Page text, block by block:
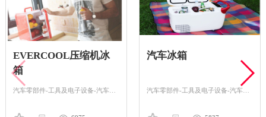
EVERCOOL压缩机冰
箱
汽车零部件-工具及电子设备-汽车冰箱
汽车冰箱
汽车零部件-工具及电子设备-汽车冰箱